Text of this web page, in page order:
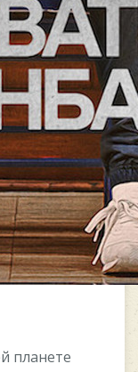
планете